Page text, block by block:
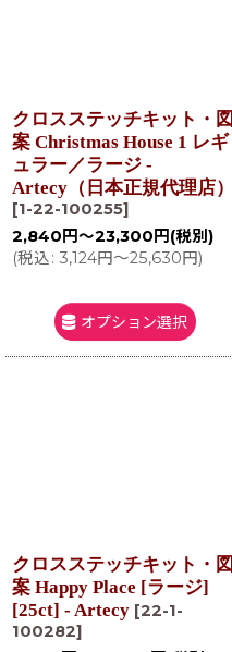
クロスステッチキット・図
案 Christmas House 1 レギ
ュラー／ラージ -
Artecy（日本正規代理店）
[1-22-100255]
2,840 円～23,300 円 (税別)
(税込: 3,124円～25,630円)
オプション選択
クロスステッチキット・図
案 Happy Place [ラージ]
[25ct] - Artecy [22-1-
100282]